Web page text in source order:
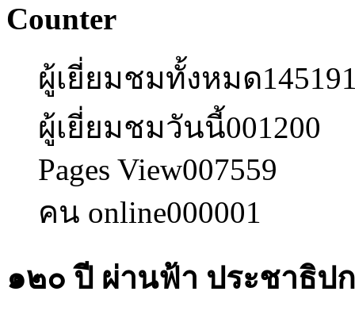
Counter
ผู้เยี่ยมชมทั้งหมด
ผู้เยี่ยมชมวันนี้001200
Pages View007559
คน online000001
๑๒๐ ปี ผ่านฟ้า ประชาธิปก